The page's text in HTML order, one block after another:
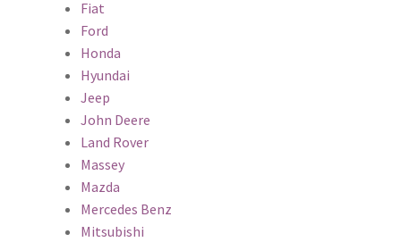
Fiat
Ford
Honda
Hyundai
Jeep
John Deere
Land Rover
Massey
Mazda
Mercedes Benz
Mitsubishi